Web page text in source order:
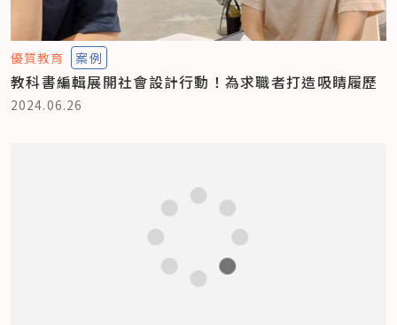
優質教育 案例
教科書編輯展開社會設計行動！為求職者打造吸睛履歷
2024.06.26